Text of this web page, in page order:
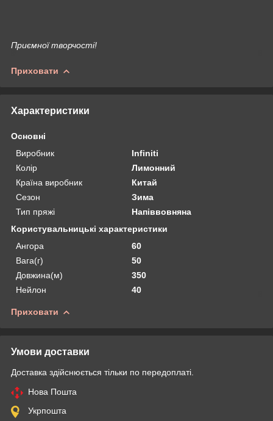
Приємної творчості!
Приховати
Характеристики
Основні
Виробник
Infiniti
Колір
Лимонний
Країна виробник
Китай
Сезон
Зима
Тип пряжі
Напіввовняна
Користувальницькі характеристики
Ангора
60
Вага(г)
50
Довжина(м)
350
Нейлон
40
Приховати
Умови доставки
Доставка здійснюється тільки по передоплаті.
Нова Пошта
Укрпошта